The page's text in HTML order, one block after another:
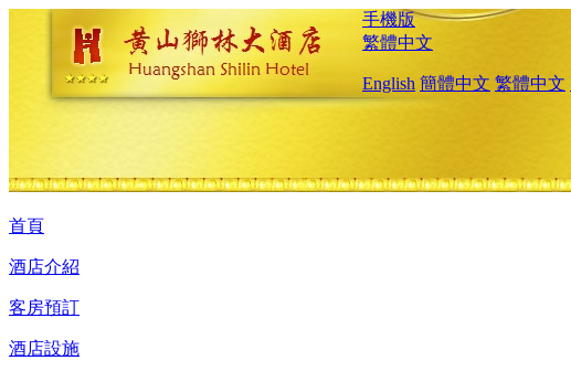
手機版
繁體中文
English 簡體中文 繁體中文
首頁
酒店介紹
客房預訂
酒店設施